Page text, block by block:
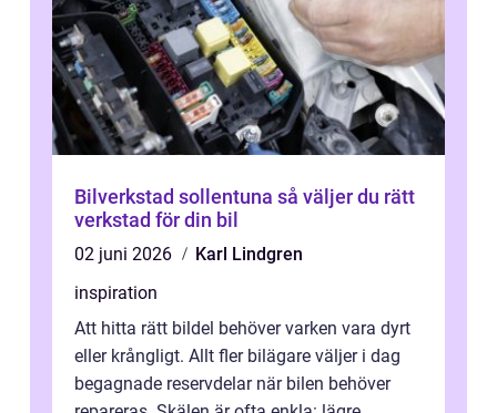
Bilverkstad sollentuna så väljer du rätt
verkstad för din bil
02 juni 2026
Karl Lindgren
inspiration
Att hitta rätt bildel behöver varken vara dyrt
eller krångligt. Allt fler bilägare väljer i dag
begagnade reservdelar när bilen behöver